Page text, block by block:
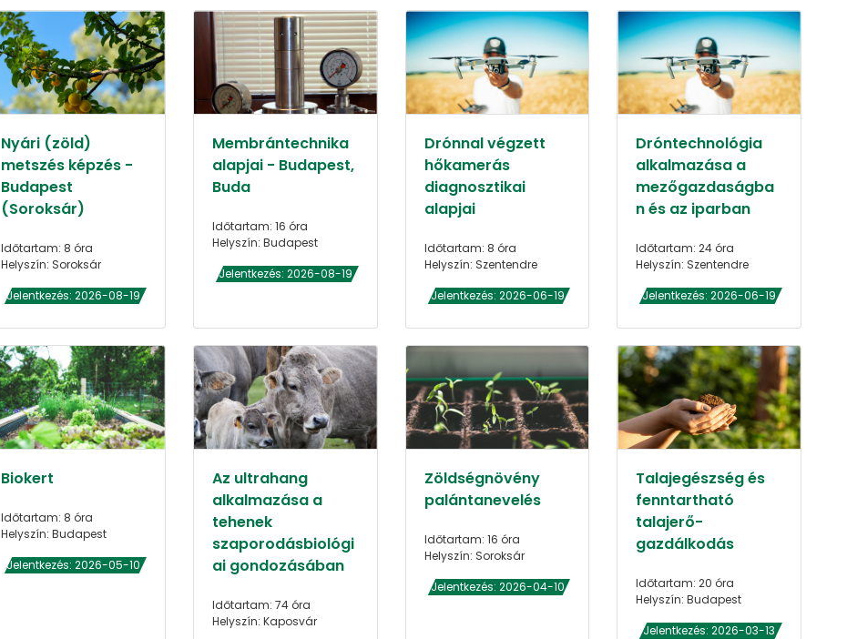
Nyári (zöld)
metszés képzés -
Budapest
(Soroksár)
Időtartam: 8 óra
Helyszín: Soroksár
Jelentkezés: 2026-08-19
Membrántechnika
alapjai - Budapest,
Buda
Időtartam: 16 óra
Helyszín: Budapest
Jelentkezés: 2026-08-19
Drónnal végzett
hőkamerás
diagnosztikai
alapjai
Időtartam: 8 óra
Helyszín: Szentendre
Jelentkezés: 2026-06-19
Dróntechnológia
alkalmazása a
mezőgazdaságba
n és az iparban
Időtartam: 24 óra
Helyszín: Szentendre
Jelentkezés: 2026-06-19
Biokert
Időtartam: 8 óra
Helyszín: Budapest
Jelentkezés: 2026-05-10
Az ultrahang
alkalmazása a
tehenek
szaporodásbiológi
ai gondozásában
Időtartam: 74 óra
Helyszín: Kaposvár
Zöldségnövény
palántanevelés
Időtartam: 16 óra
Helyszín: Soroksár
Jelentkezés: 2026-04-10
Talajegészség és
fenntartható
talajerő-
gazdálkodás
Időtartam: 20 óra
Helyszín: Budapest
Jelentkezés: 2026-03-13